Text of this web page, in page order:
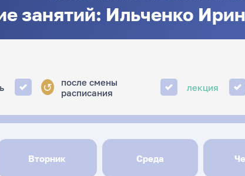
занятий: Ильченко
↺
после смены
расписания
лекция
Вторник Среда